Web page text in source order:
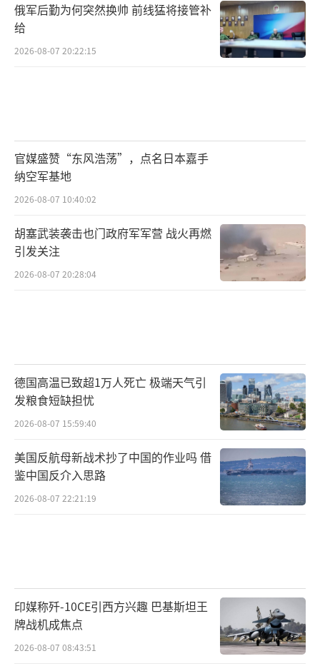
俄军后勤为何突然换帅 前线猛将接管补
给
2026-08-07 20:22:15
官媒盛赞“东风浩荡”，点名日本嘉手
纳空军基地
2026-08-07 10:40:02
胡塞武装袭击也门政府军军营 战火再燃
引发关注
2026-08-07 20:28:04
德国高温已致超1万人死亡 极端天气引
发粮食短缺担忧
2026-08-07 15:59:40
美国反航母新战术抄了中国的作业吗 借
鉴中国反介入思路
2026-08-07 22:21:19
印媒称歼-10CE引西方兴趣 巴基斯坦王
牌战机成焦点
2026-08-07 08:43:51